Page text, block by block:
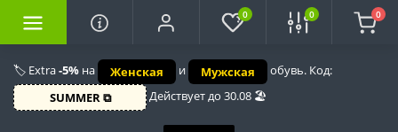
🏷️ Extra-5% на Женская и Мужская
обувь. Код:
SUMMER ⧉
Действует до 30.08 🏖️
0 0 0